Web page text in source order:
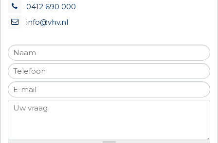
0412 690 000
info@vhv.nl